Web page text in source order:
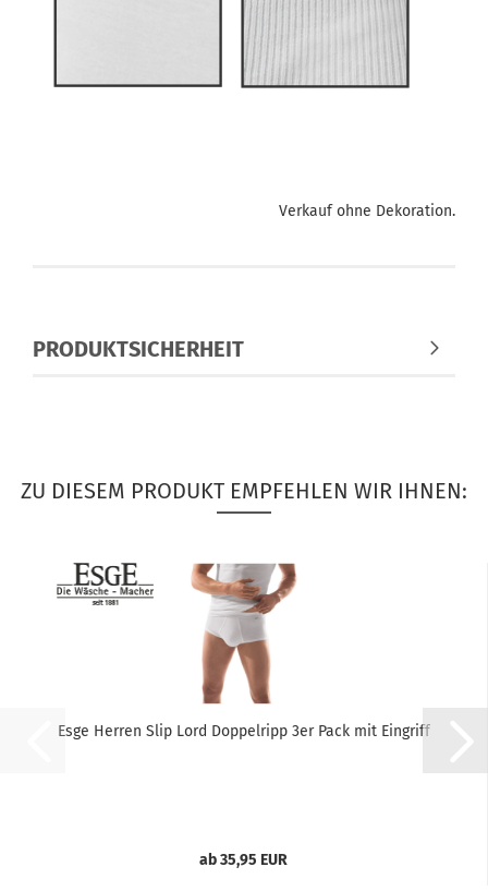
Verkauf ohne Dekoration.
PRODUKTSICHERHEIT
ZU DIESEM PRODUKT EMPFEHLEN WIR IHNEN:
Esge Herren Slip Lord Doppelripp 3er Pack mit Eingriff
ab 35,95 EUR